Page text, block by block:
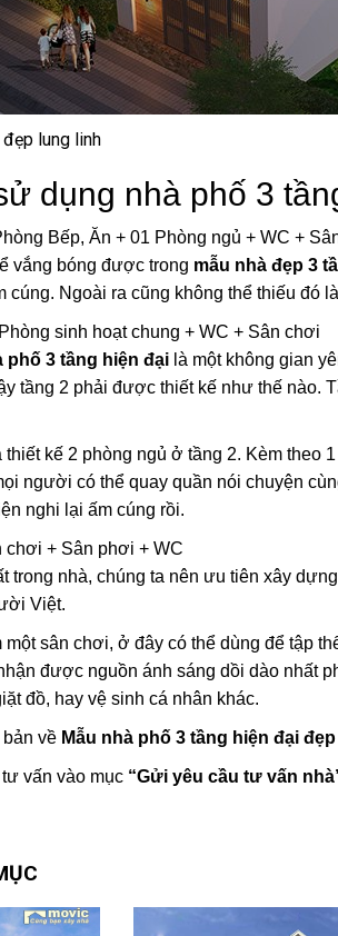
lung linh
dụng nhà phố 3
Bếp, Ăn + 01 Phòng ngủ + WC +
vắng bóng được trong mẫu nhà đẹp 3
Ngoài ra cũng không thể thiếu đó
sinh hoạt chung + WC + Sân chơi
phố 3 tầng hiện đại là một không gian
tầng 2 phải được thiết kế như thế nào.
kế 2 phòng ngủ ở tầng 2. Kèm theo
người có thể quay quần nói chuyện
nghi lại ấm cúng rồi.
chơi + Sân phơi + WC
trong nhà, chúng ta nên ưu tiên xây
Việt.
một sân chơi, ở đây có thể dùng để tập
được nguồn ánh sáng dồi dào nhất
đồ, hay vệ sinh cá nhân khác.
về Mẫu nhà phố 3 tầng hiện đại
vấn vào mục “Gửi yêu cầu tư vấn